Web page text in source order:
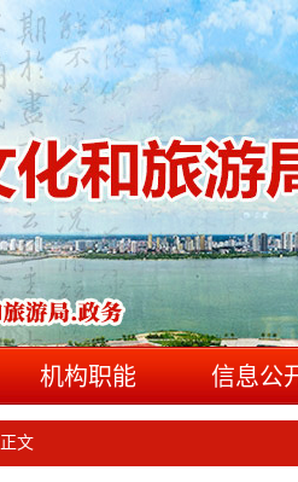
机构职能 信息公
正文